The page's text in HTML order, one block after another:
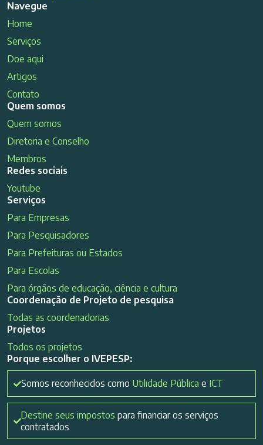
Navegue
Home
Serviços
Doe aqui
Artigos
Contato
Quem somos
Quem somos
Diretoria e Conselho
Membros
Redes sociais
Youtube
Serviços
Para Empresas
Para Pesquisadores
Para Prefeituras ou Estados
Para Escolas
Para órgãos de educação, ciência e cultura
Coordenação de Projeto de pesquisa
Todas as coordenadorias
Projetos
Todos os projetos
Porque escolher o IVEPESP:
Somos reconhecidos como Utilidade Pública e ICT
Destine seus impostos para financiar os serviços
contratados